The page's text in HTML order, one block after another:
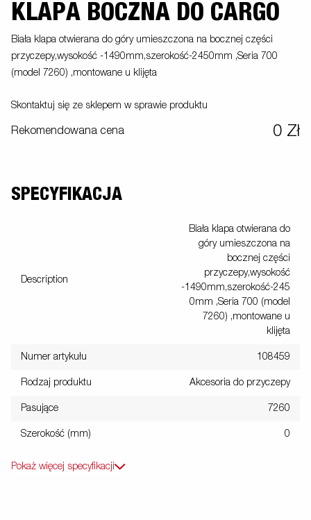
KLAPA BOCZNA DO CARGO
Biała klapa otwierana do góry umieszczona na bocznej części
przyczepy,wysokość -1490mm,szerokość-2450mm ,Seria 700
(model 7260) ,montowane u klijęta
Skontaktuj się ze sklepem w sprawie produktu
Rekomendowana cena 0 Zł
SPECYFIKACJA
Description
Biała klapa otwierana do
góry umieszczona na
bocznej części
przyczepy,wysokość
-1490mm,szerokość-245
0mm ,Seria 700 (model
7260) ,montowane u
klijęta
Numer artykułu 108459
Rodzaj produktu Akcesoria do przyczepy
Pasujące 7260
Szerokość (mm) 0
Pokaż więcej specyfikacji